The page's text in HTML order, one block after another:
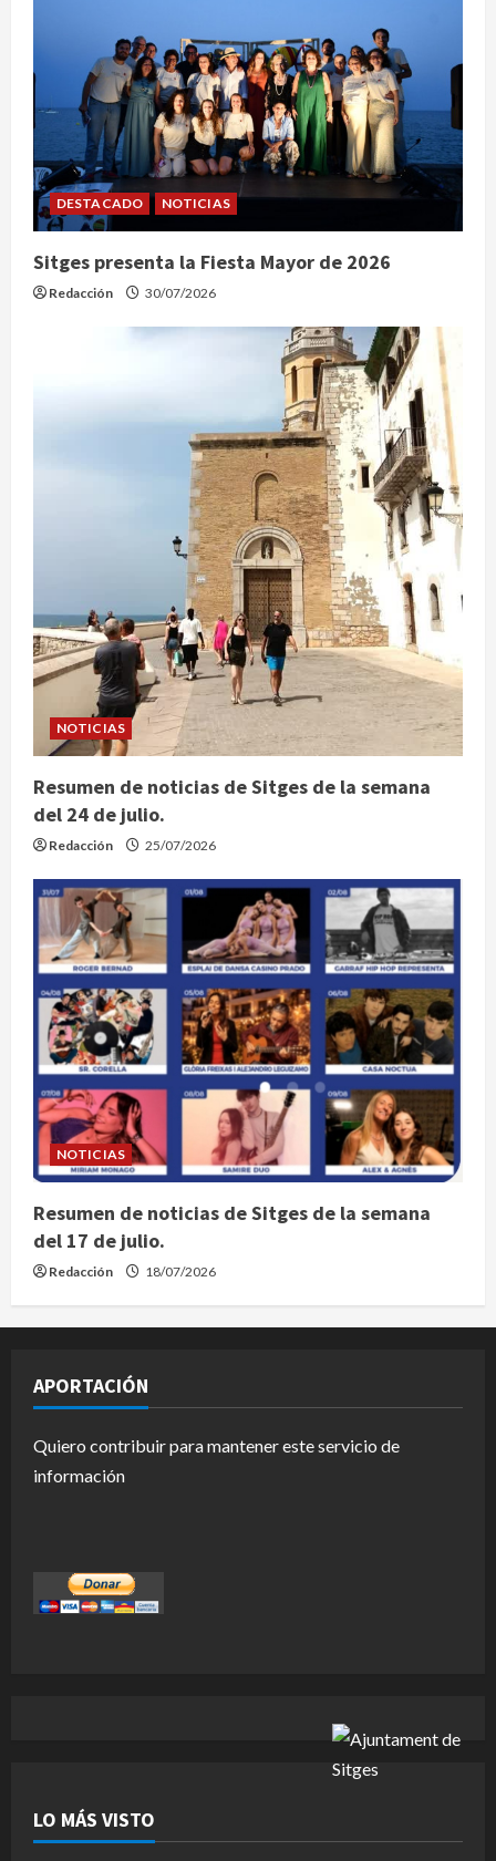
DESTACADO NOTICIAS
Sitges presenta la Fiesta Mayor de 2026
Redacción 30/07/2026
NOTICIAS
Resumen de noticias de Sitges de la semana
del 24 de julio.
Redacción 25/07/2026
NOTICIAS
Resumen de noticias de Sitges de la semana
del 17 de julio.
Redacción 18/07/2026
APORTACIÓN
Quiero contribuir para mantener este servicio de
información
LO MÁS VISTO